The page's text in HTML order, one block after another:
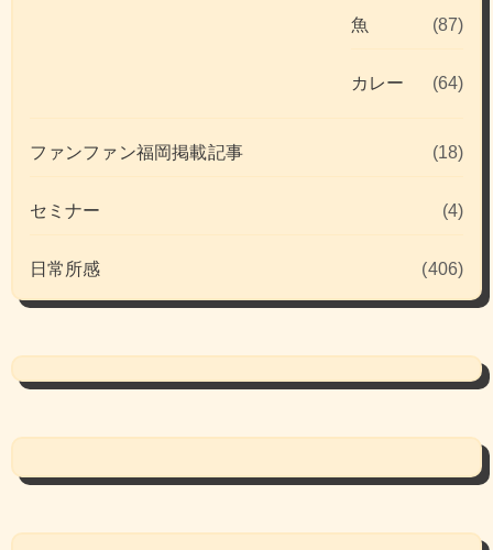
魚 (87)
カレー (64)
ファンファン福岡掲載記事 (18)
セミナー (4)
日常所感 (406)